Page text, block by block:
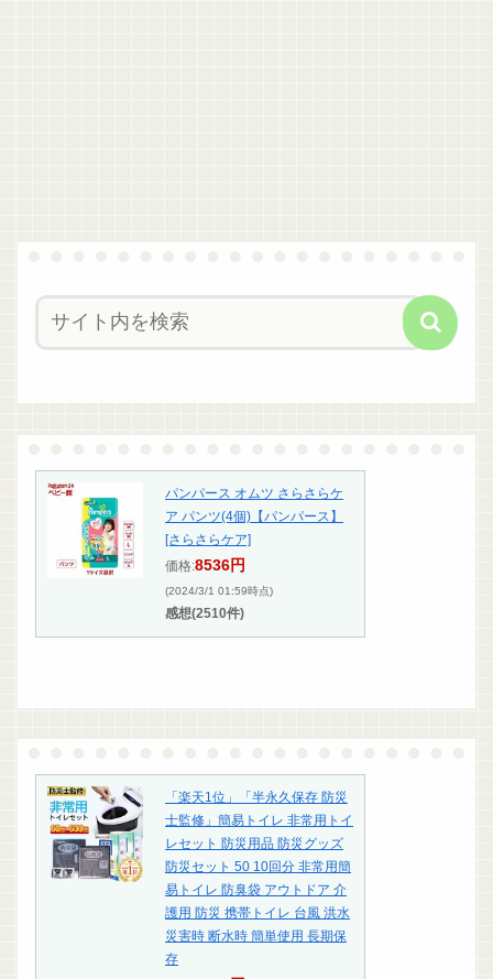
パンパース オムツ さらさらケ
ア パンツ(4個)【パンパース】
[さらさらケア]
価格:8536円
(2024/3/1 01:59時点)
感想(2510件)
「楽天1位」「半永久保存 防災
士監修」簡易トイレ 非常用トイ
レセット 防災用品 防災グッズ
防災セット 50 10回分 非常用簡
易トイレ 防臭袋 アウトドア 介
護用 防災 携帯トイレ 台風 洪水
災害時 断水時 簡単使用 長期保
存